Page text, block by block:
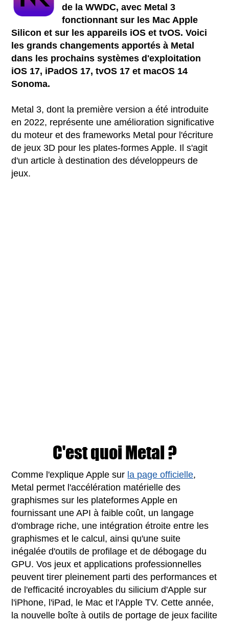
de la WWDC, avec Metal 3
fonctionnant sur les Mac Apple
Silicon et sur les appareils iOS et tvOS. Voici
les grands changements apportés à Metal
dans les prochains systèmes d'exploitation
iOS 17, iPadOS 17, tvOS 17 et macOS 14
Sonoma.
Metal 3, dont la première version a été introduite
en 2022, représente une amélioration significative
du moteur et des frameworks Metal pour l'écriture
de jeux 3D pour les plates-formes Apple. Il s'agit
d'un article à destination des développeurs de
jeux.
C'est quoi Metal ?
Comme l'explique Apple sur la page officielle,
Metal permet l'accélération matérielle des
graphismes sur les plateformes Apple en
fournissant une API à faible coût, un langage
d'ombrage riche, une intégration étroite entre les
graphismes et le calcul, ainsi qu'une suite
inégalée d'outils de profilage et de débogage du
GPU. Vos jeux et applications professionnelles
peuvent tirer pleinement parti des performances et
de l'efficacité incroyables du silicium d'Apple sur
l'iPhone, l'iPad, le Mac et l'Apple TV. Cette année,
la nouvelle boîte à outils de portage de jeux facilite